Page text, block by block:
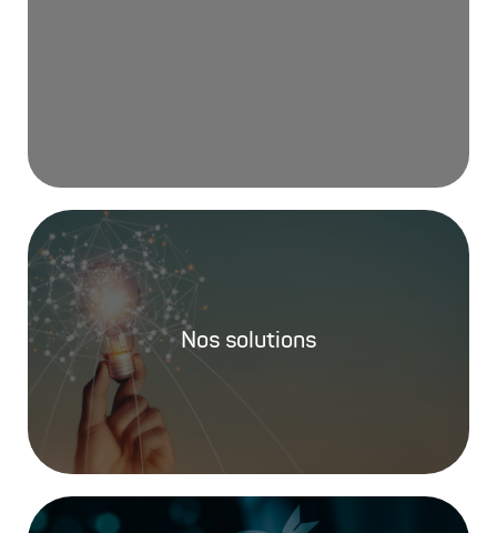
Nos solutions